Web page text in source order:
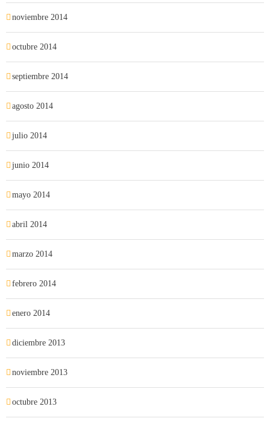
noviembre 2014
octubre 2014
septiembre 2014
agosto 2014
julio 2014
junio 2014
mayo 2014
abril 2014
marzo 2014
febrero 2014
enero 2014
diciembre 2013
noviembre 2013
octubre 2013